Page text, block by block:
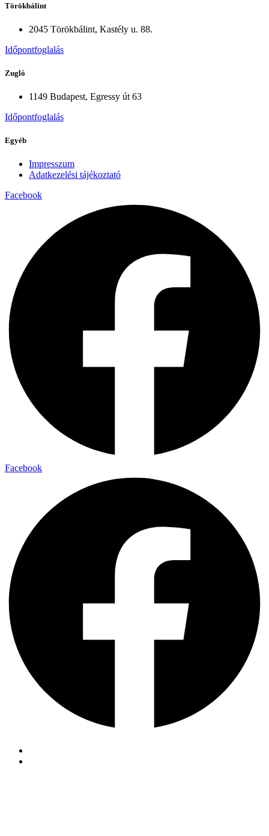
Törökbálint
2045 Törökbálint, Kastély u. 88.
Időpontfoglalás
Zugló
1149 Budapest, Egressy út 63
Időpontfoglalás
Egyéb
Impresszum
Adatkezelési tájékoztató
Facebook
Facebook